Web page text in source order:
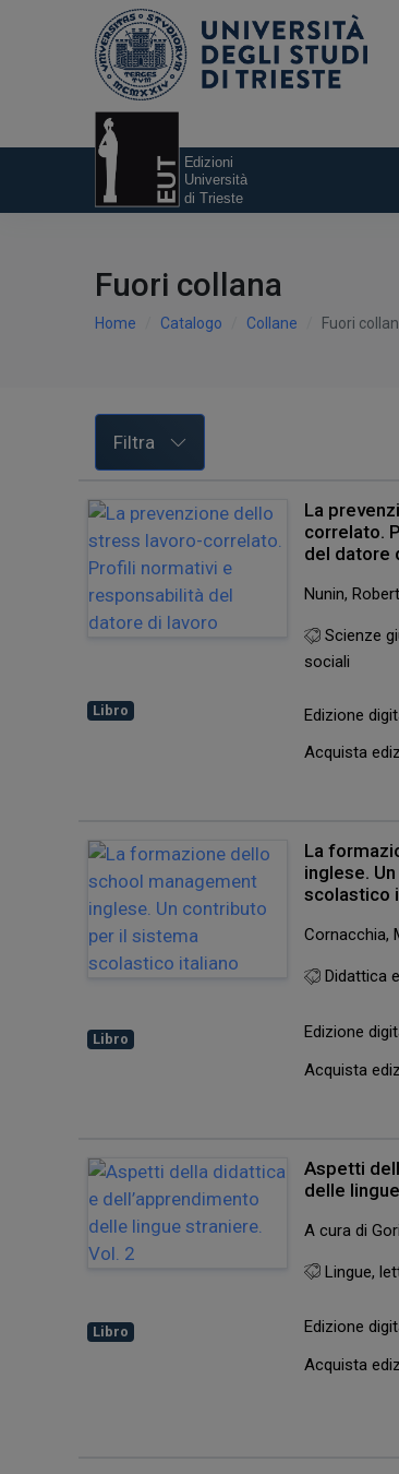
Fuori collana
Home Catalogo Collane Fuori
Filtra
Libro
La
correlato.
del datore
Nunin,
Scienze
sociali
Edizione
Acquista
Libro
La
inglese.
scolastico
Cornacchia,
Didattica
Edizione
Acquista
Libro
Aspetti
delle
A cura di
Lingue,
Edizione
Acquista